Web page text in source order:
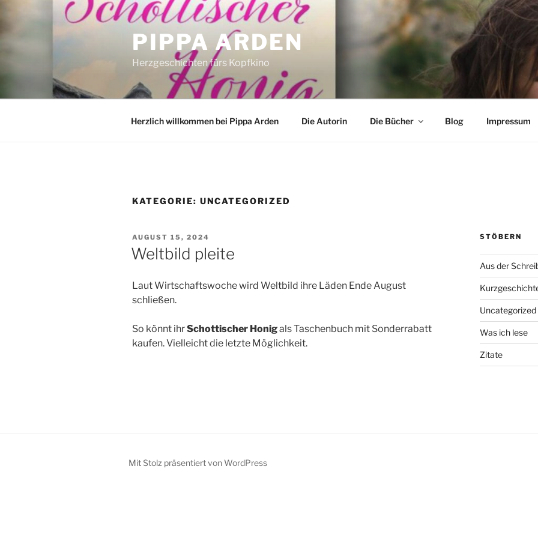
springen
PIPPA ARDEN
Herzgeschichten fürs Kopfkino
Herzlich willkommen bei Pippa Arden Die Autorin Die Bücher Blog Impressum
KATEGORIE: UNCATEGORIZED
VERÖFFENTLICHT
AM
AUGUST 15, 2024
Weltbild pleite
Laut Wirtschaftswoche wird Weltbild ihre Läden Ende August
schließen.
So könnt ihrSchottischer Honigals Taschenbuch mit Sonderrabatt
kaufen. Vielleicht die letzte Möglichkeit.
STÖBERN
Aus der
Uncategorized
Was ich lese
Zitate
Mit Stolz präsentiert von WordPress